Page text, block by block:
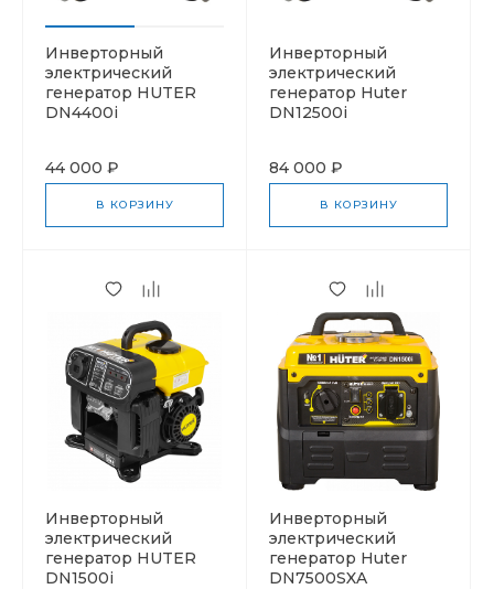
Инверторный
электрический
генератор HUTER
DN4400i
44 000 ₽
В КОРЗИНУ
Инверторный
электрический
генератор Huter
DN12500i
84 000 ₽
В КОРЗИНУ
Инверторный
электрический
генератор HUTER
DN1500i
Инверторный
электрический
генератор Huter
DN7500SXA